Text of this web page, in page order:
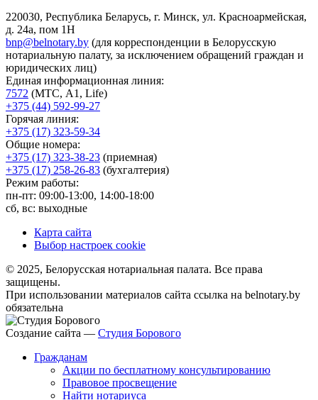
220030, Республика Беларусь, г. Минск, ул. Красноармейская,
д. 24а, пом 1Н
bnp@belnotary.by (для корреспонденции в Белорусскую
нотариальную палату, за исключением обращений граждан и
юридических лиц)
Единая информационная линия:
7572 (МТС, A1, Life)
+375 (44) 592-99-27
Горячая линия:
+375 (17) 323-59-34
Общие номера:
+375 (17) 323-38-23 (приемная)
+375 (17) 258-26-83 (бухгалтерия)
Режим работы:
пн-пт: 09:00-13:00, 14:00-18:00
сб, вс: выходные
Карта сайта
Выбор настроек cookie
© 2025, Белорусская нотариальная палата. Все права
защищены.
При использовании материалов сайта ссылка на belnotary.by
обязательна
Создание сайта — Студия Борового
Гражданам
Акции по бесплатному консультированию
Правовое просвещение
Найти нотариуса